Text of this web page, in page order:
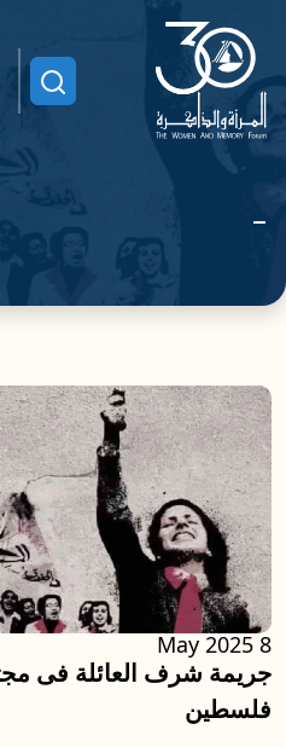
ابحث
فلسطين
8 May 2025